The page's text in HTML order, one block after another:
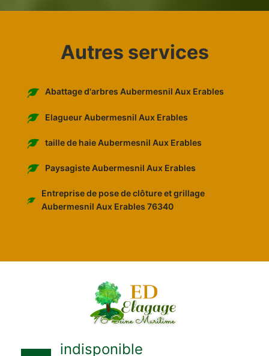
Autres services
Abattage d'arbres Aubermesnil Aux Erables
Elagueur Aubermesnil Aux Erables
taille de haie Aubermesnil Aux Erables
Paysagiste Aubermesnil Aux Erables
Entreprise de pose de clôture et grillage
Aubermesnil Aux Erables 76340
indisponible